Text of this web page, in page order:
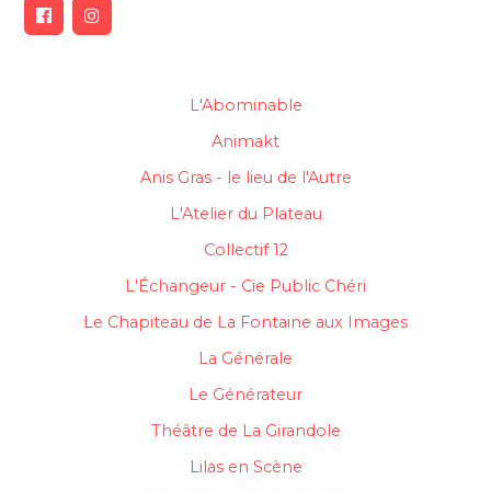
L'Abominable
Animakt
Anis Gras - le lieu de l'Autre
L'Atelier du Plateau
Collectif 12
L'Échangeur - Cie Public Chéri
Le Chapiteau de La Fontaine aux Images
La Générale
Le Générateur
Théâtre de La Girandole
Lilas en Scène